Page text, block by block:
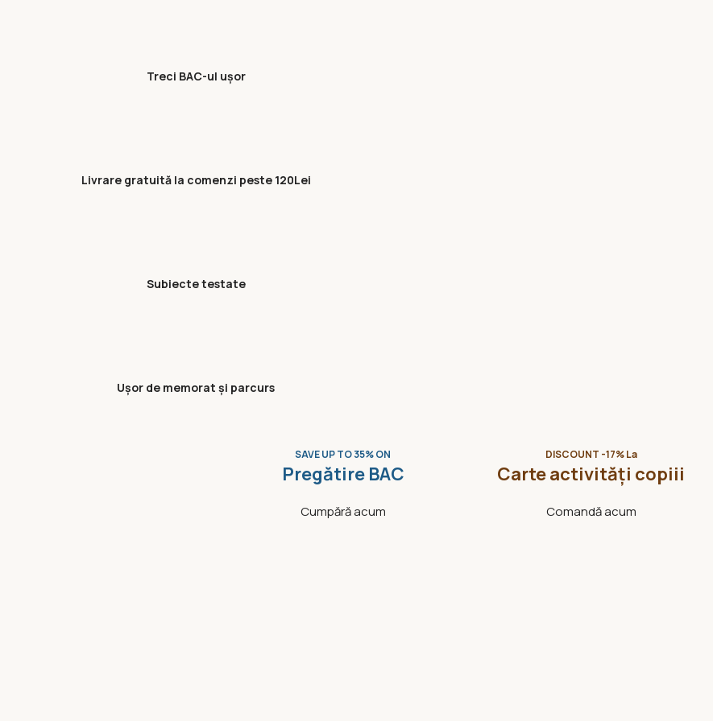
Treci BAC-ul ușor
Livrare gratuită la comenzi peste 120Lei
Subiecte testate
Ușor de memorat și parcurs
SAVE UP TO 35% ON
Pregătire BAC
Cumpără acum
DISCOUNT -17% La
Carte activități copiii
Comandă acum